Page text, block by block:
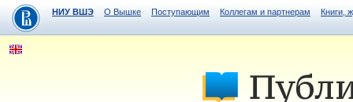
НИУ ВШЭ О Вышке Поступающим Коллегам и партнерам Книги,